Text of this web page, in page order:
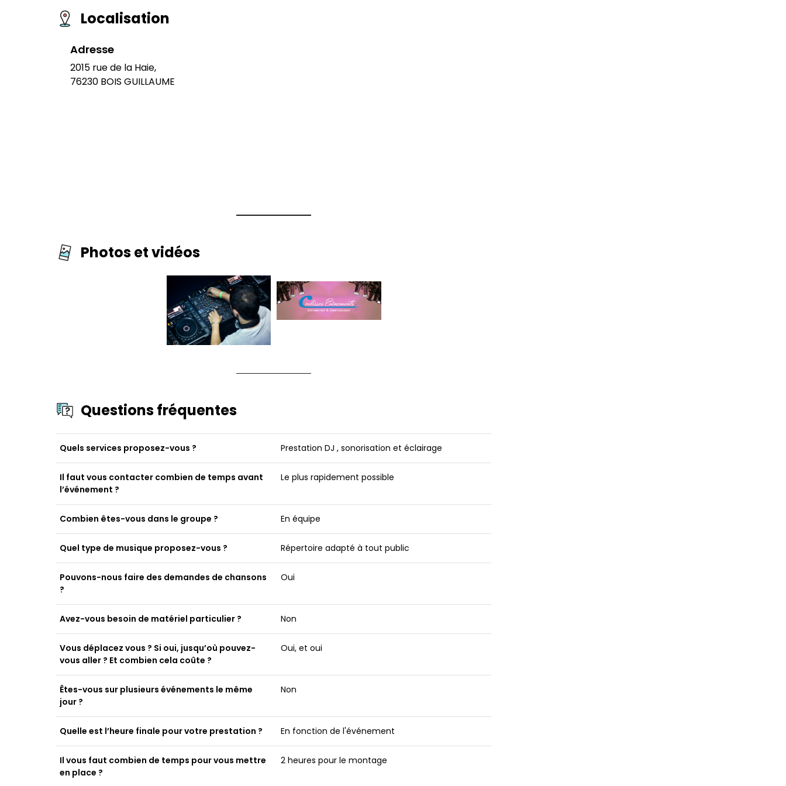
Localisation
Adresse
2015 rue de la Haie,
76230 BOIS GUILLAUME
Photos et vidéos
Questions fréquentes
Quels services proposez-vous ? Prestation DJ , sonorisation et éclairage
Il faut vous contacter combien de temps avant
l’événement ?
Le plus rapidement possible
Combien êtes-vous dans le groupe ? En équipe
Quel type de musique proposez-vous ? Répertoire adapté à tout public
Pouvons-nous faire des demandes de chansons
?
Oui
Avez-vous besoin de matériel particulier ? Non
Vous déplacez vous ? Si oui, jusqu’où pouvez-
vous aller ? Et combien cela coûte ?
Oui, et oui
Êtes-vous sur plusieurs événements le même
jour ?
Non
Quelle est l’heure finale pour votre prestation ? En fonction de l'événement
Il vous faut combien de temps pour vous mettre
en place ?
2 heures pour le montage